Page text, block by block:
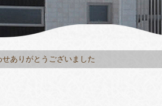
せありがとうございました